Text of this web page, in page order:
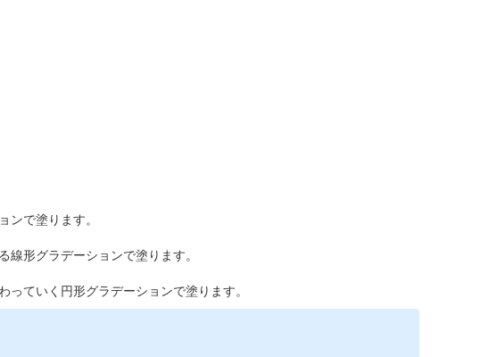
ンで塗ります。
形グラデーションで塗ります。
ていく円形グラデーションで塗ります。